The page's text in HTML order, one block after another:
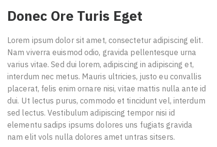
Donec Ore Turis Eget
Lorem ipsum dolor sit amet, consectetur adipiscing elit.
Nam viverra euismod odio, gravida pellentesque urna
varius vitae. Sed dui lorem, adipiscing in adipiscing et,
interdum nec metus. Mauris ultricies, justo eu convallis
placerat, felis enim ornare nisi, vitae mattis nulla ante id
dui. Ut lectus purus, commodo et tincidunt vel, interdum
sed lectus. Vestibulum adipiscing tempor nisi id
elementu sadips ipsums dolores uns fugiats gravida
nam elit vols nulla dolores amet untras sitsers.